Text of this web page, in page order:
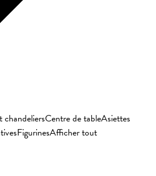
chandeliersCentre de tableAsiettes
FigurinesAfficher tout